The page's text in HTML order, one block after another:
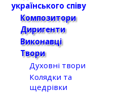
українського співу
Композитори
Диригенти
Виконавці
Твори
Духовні твори
Колядки та
щедрівки